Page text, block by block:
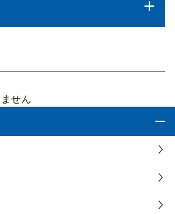
せん